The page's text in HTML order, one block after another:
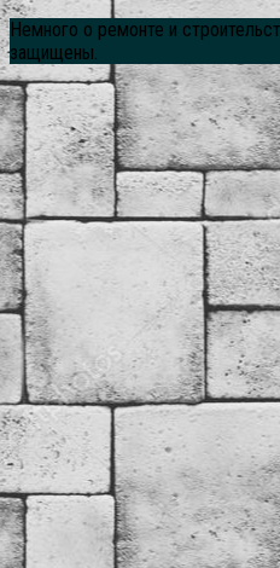
Немного о ремонте и
защищены.